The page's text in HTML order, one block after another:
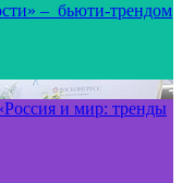
– бьюти-трендом
и мир: тренды